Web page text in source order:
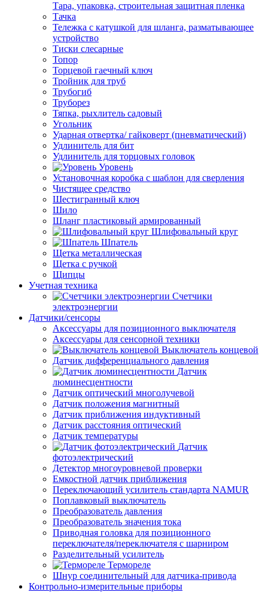
Тара, упаковка, строительная защитная пленка
Тачка
Тележка с катушкой для шланга, разматывающее
устройство
Тиски слесарные
Топор
Торцевой гаечный ключ
Тройник для труб
Трубогиб
Труборез
Тяпка, рыхлитель садовый
Угольник
Ударная отвертка/ гайковерт (пневматический)
Удлинитель для бит
Удлинитель для торцовых головок
Уровень
Установочная коробка с шаблон для сверления
Чистящее средство
Шестигранный ключ
Шило
Шланг пластиковый армированный
Шлифовальный круг
Шпатель
Щетка металлическая
Щетка с ручкой
Щипцы
Учетная техника
Счетчики
электроэнергии
Датчики/сенсоры
Аксессуары для позиционного выключателя
Аксессуары для сенсорной техники
Выключатель концевой
Датчик дифференциального давления
Датчик
люминесцентности
Датчик оптический многолучевой
Датчик положения магнитный
Датчик приближения индуктивный
Датчик расстояния оптический
Датчик температуры
Датчик
фотоэлектрический
Детектор многоуровневой проверки
Емкостной датчик приближения
Переключающий усилитель стандарта NAMUR
Поплавковый выключатель
Преобразователь давления
Преобразователь значения тока
Приводная головка для позиционного
переключателя/переключателя с шарниром
Разделительный усилитель
Термореле
Шнур соединительный для датчика-привода
Контрольно-измерительные приборы